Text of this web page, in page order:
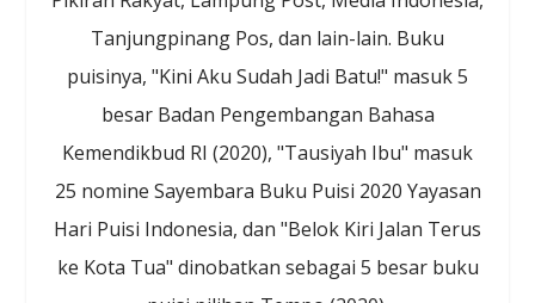
Tanjungpinang Pos, dan lain-lain. Buku
puisinya, "Kini Aku Sudah Jadi Batu!" masuk 5
besar Badan Pengembangan Bahasa
Kemendikbud RI (2020), "Tausiyah Ibu" masuk
25 nomine Sayembara Buku Puisi 2020 Yayasan
Hari Puisi Indonesia, dan "Belok Kiri Jalan Terus
ke Kota Tua" dinobatkan sebagai 5 besar buku